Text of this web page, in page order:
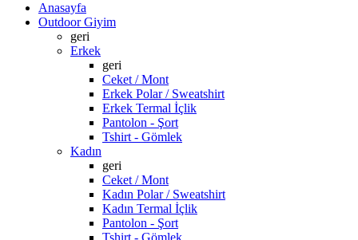
Anasayfa
Outdoor Giyim
geri
Erkek
geri
Ceket / Mont
Erkek Polar / Sweatshirt
Erkek Termal İçlik
Pantolon - Şort
Tshirt - Gömlek
Kadın
geri
Ceket / Mont
Kadın Polar / Sweatshirt
Kadın Termal İçlik
Pantolon - Şort
Tshirt - Gömlek